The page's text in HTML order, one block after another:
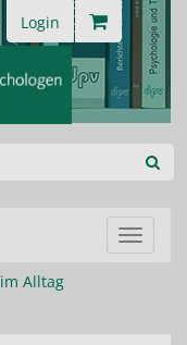
Login
ein-/
Alltag